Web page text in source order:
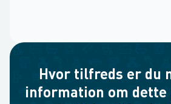
Hvor tilfreds er du
information om dette